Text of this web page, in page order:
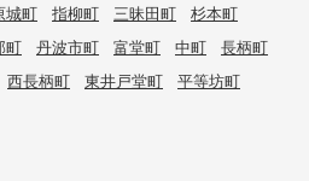
城町 指柳町 三昧田町
杉本町
町 丹波市町 富堂町 中町
長柄町
西長柄町 東井戸堂町
平等坊町